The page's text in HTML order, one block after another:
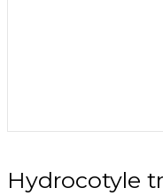
Hydrocotyle